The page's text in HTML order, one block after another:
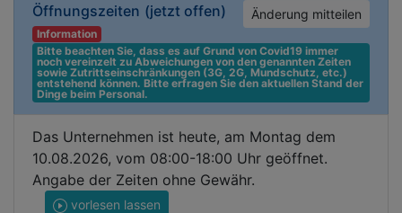
Öffnungszeiten (jetzt offen) Änderung mitteilen
Information
Bitte beachten Sie, dass es auf Grund von Covid19 immer
noch vereinzelt zu Abweichungen von den genannten Zeiten
sowie Zutrittseinschränkungen (3G, 2G, Mundschutz, etc.)
entstehend können. Bitte erfragen Sie den aktuellen Stand der
Dinge beim Personal.
Das Unternehmen ist heute, am Montag dem
10.08.2026, vom 08:00-18:00 Uhr geöffnet.
Angabe der Zeiten ohne Gewähr.
vorlesen lassen